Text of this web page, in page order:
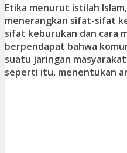
Etika menurut istilah
menerangkan sifat-sifat
sifat keburukan dan cara
berpendapat bahwa
suatu jaringan
seperti itu, menentukan